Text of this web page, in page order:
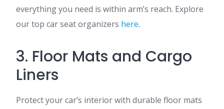
everything you need is within arm’s reach. Explore
our top car seat organizers here.
3. Floor Mats and Cargo
Liners
Protect your car’s interior with durable floor mats